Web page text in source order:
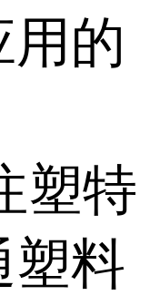
的
塑特
塑料